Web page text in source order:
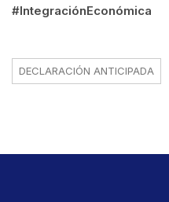
#IntegraciónEconómica
DECLARACIÓN ANTICIPADA